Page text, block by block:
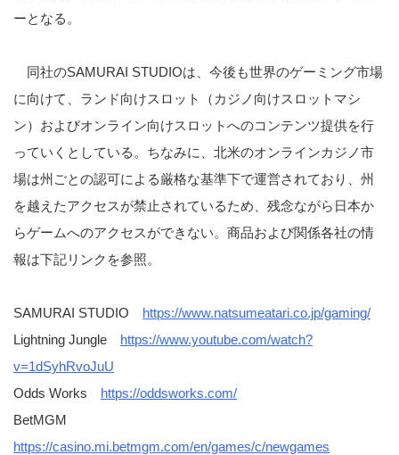
ーとなる。
同社のSAMURAI STUDIOは、今後も世界のゲーミング市場
に向けて、ランド向けスロット（カジノ向けスロットマシ
ン）およびオンライン向けスロットへのコンテンツ提供を行
っていくとしている。ちなみに、北米のオンラインカジノ市
場は州ごとの認可による厳格な基準下で運営されており、州
を越えたアクセスが禁止されているため、残念ながら日本か
らゲームへのアクセスができない。商品および関係各社の情
報は下記リンクを参照。
SAMURAI STUDIO https://www.natsumeatari.co.jp/gaming/
Lightning Jungle https://www.youtube.com/watch?
v=1dSyhRvoJuU
Odds Works https://oddsworks.com/
BetMGM
https://casino.mi.betmgm.com/en/games/c/newgames